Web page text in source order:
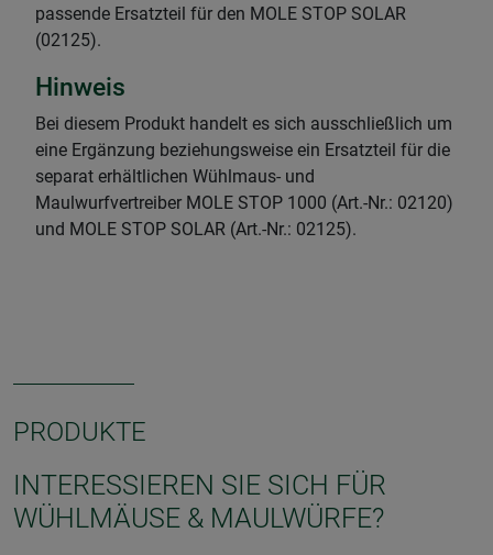
passende Ersatzteil für den MOLE STOP SOLAR
(02125).
Hinweis
Bei diesem Produkt handelt es sich ausschließlich um
eine Ergänzung beziehungsweise ein Ersatzteil für die
separat erhältlichen Wühlmaus- und
Maulwurfvertreiber MOLE STOP 1000 (Art.-Nr.: 02120)
und MOLE STOP SOLAR (Art.-Nr.: 02125).
PRODUKTE
INTERESSIEREN SIE SICH FÜR
WÜHLMÄUSE & MAULWÜRFE?